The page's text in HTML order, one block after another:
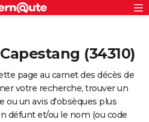
(34310)
page au carnet des décès de
votre recherche, trouver un
ou un avis d'obsèques plus
défunt et/ou le nom (ou code